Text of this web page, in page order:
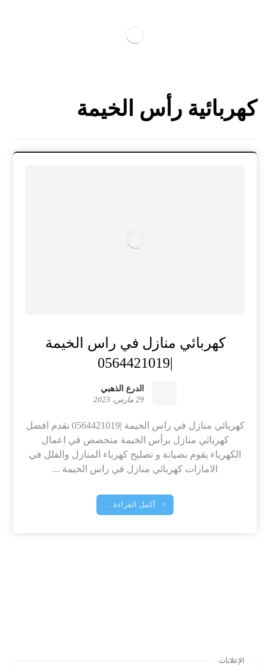
كهربائية رأس الخيمة
كهربائي منازل في راس الخيمة
الدرع الذهبي
29 مارس، 2023
كهربائي منازل في راس الخيمة |0564421019 نقدم افضل
كهربائي منازل برأس الخيمة متخصص في اعمال
الكهرباء يقوم بصيانة و تصليح كهرباء المنازل والفلل في
الامارات كهربائي منازل في راس الخيمة ...
أكمل القراءة ...
الإعلانات